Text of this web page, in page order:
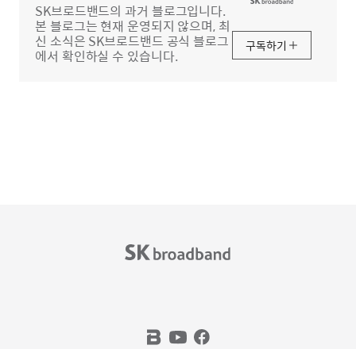
SK브로드밴드의 과거 블로그입니다.
본 블로그는 현재 운영되지 않으며, 최
신 소식은 SK브로드밴드 공식 블로그
에서 확인하실 수 있습니다.
구독하기